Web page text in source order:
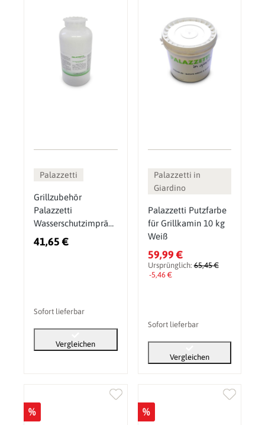
Palazzetti
Grillzubehör
Palazzetti
Wasserschutzimpräg
nierung 1 Liter
41,65 €
Sofort lieferbar
Vergleichen
Palazzetti in
Giardino
Palazzetti Putzfarbe
für Grillkamin 10 kg
Weiß
59,99 €
Ursprünglich:65,45 €
-5,46 €
Sofort lieferbar
Vergleichen
%
%